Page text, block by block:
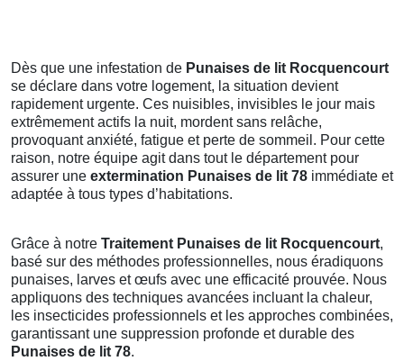
Dès que une infestation de Punaises de lit Rocquencourt
se déclare dans votre logement, la situation devient
rapidement urgente. Ces nuisibles, invisibles le jour mais
extrêmement actifs la nuit, mordent sans relâche,
provoquant anxiété, fatigue et perte de sommeil. Pour cette
raison, notre équipe agit dans tout le département pour
assurer une extermination Punaises de lit 78 immédiate et
adaptée à tous types d’habitations.
Grâce à notre Traitement Punaises de lit Rocquencourt,
basé sur des méthodes professionnelles, nous éradiquons
punaises, larves et œufs avec une efficacité prouvée. Nous
appliquons des techniques avancées incluant la chaleur,
les insecticides professionnels et les approches combinées,
garantissant une suppression profonde et durable des
Punaises de lit 78.